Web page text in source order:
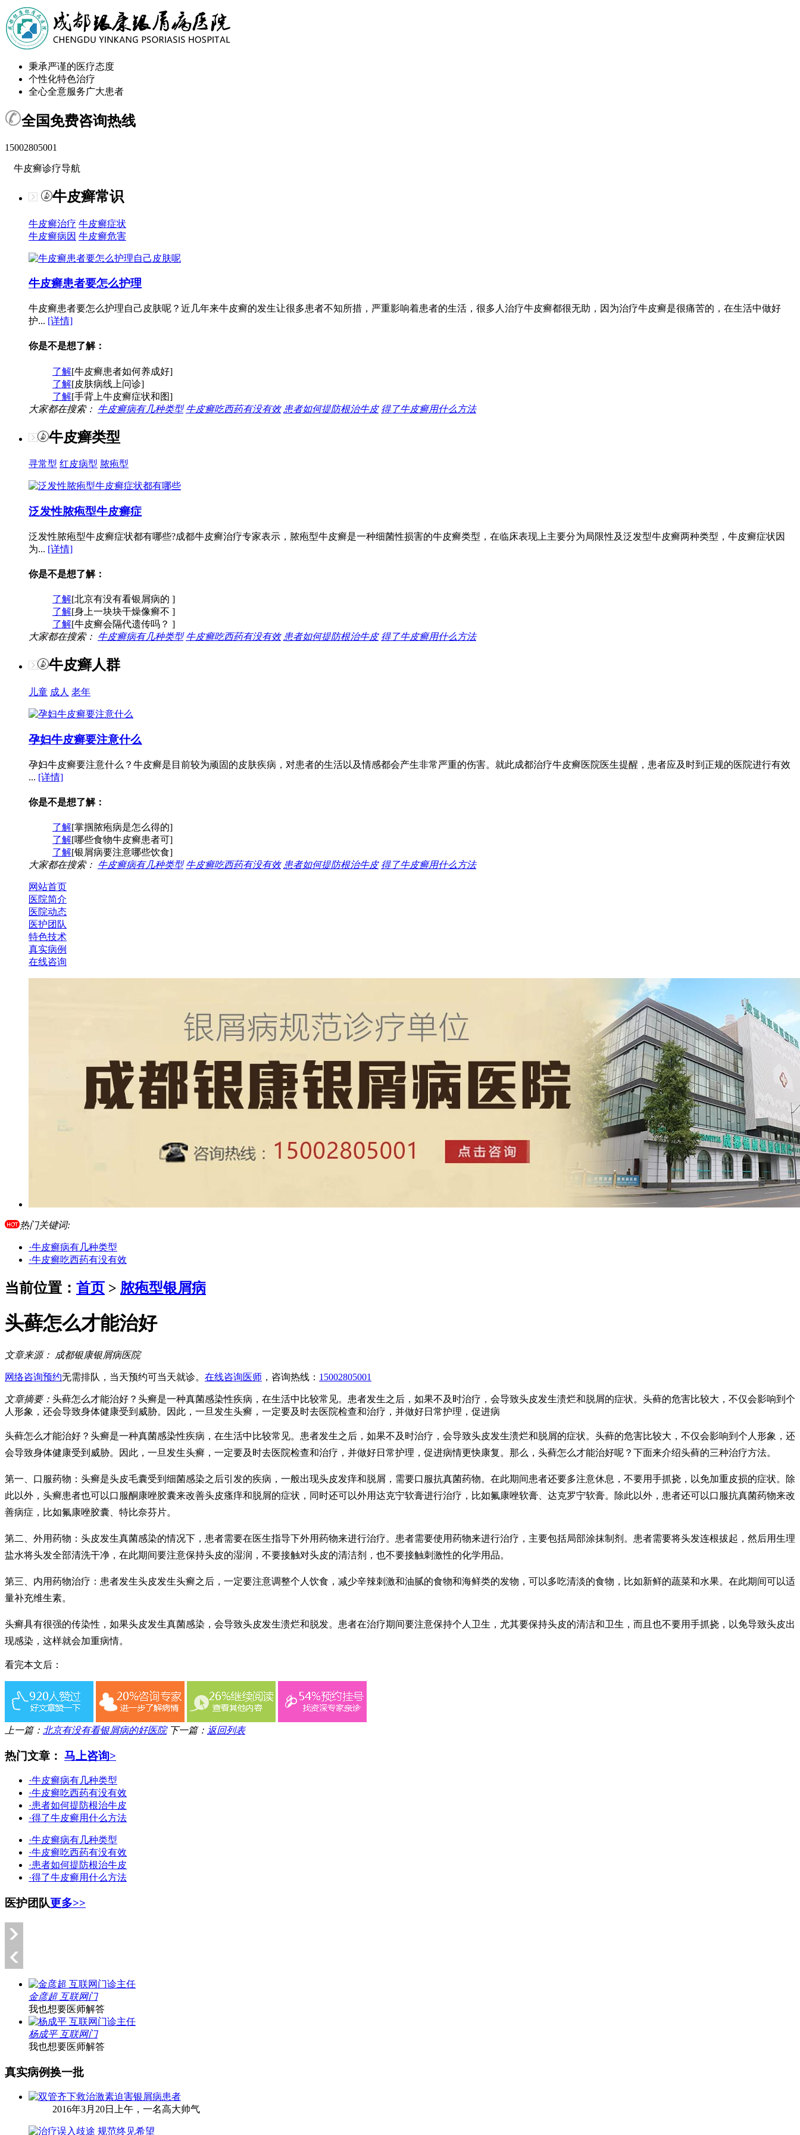
秉承严谨的医疗态度
个性化特色治疗
全心全意服务广大患者
全国免费咨询热线
15002805001
牛皮癣诊疗导航
牛皮癣常识
牛皮癣治疗 牛皮癣症状
牛皮癣病因 牛皮癣危害
牛皮癣患者要怎么护理
牛皮癣患者要怎么护理自己皮肤呢？近几年来牛皮癣的发生让很多患者不知所措，严重影响着患者的生活，很多人治疗牛皮癣都很无助，因为治疗牛皮癣是很痛苦的，在生活中做好
护... [详情]
你是不是想了解：
了解[牛皮癣患者如何养成好]
了解[皮肤病线上问诊]
了解[手背上牛皮癣症状和图]
大家都在搜索： 牛皮癣病有几种类型 牛皮癣吃西药有没有效 患者如何提防根治牛皮 得了牛皮癣用什么方法
牛皮癣类型
寻常型 红皮病型 脓疱型
泛发性脓疱型牛皮癣症
泛发性脓疱型牛皮癣症状都有哪些?成都牛皮癣治疗专家表示，脓疱型牛皮癣是一种细菌性损害的牛皮癣类型，在临床表现上主要分为局限性及泛发型牛皮癣两种类型，牛皮癣症状因
为... [详情]
你是不是想了解：
了解[北京有没有看银屑病的 ]
了解[身上一块块干燥像癣不 ]
了解[牛皮癣会隔代遗传吗？ ]
大家都在搜索： 牛皮癣病有几种类型 牛皮癣吃西药有没有效 患者如何提防根治牛皮 得了牛皮癣用什么方法
牛皮癣人群
儿童 成人 老年
孕妇牛皮癣要注意什么
孕妇牛皮癣要注意什么？牛皮癣是目前较为顽固的皮肤疾病，对患者的生活以及情感都会产生非常严重的伤害。就此成都治疗牛皮癣医院医生提醒，患者应及时到正规的医院进行有效
... [详情]
你是不是想了解：
了解[掌掴脓疱病是怎么得的]
了解[哪些食物牛皮癣患者可]
了解[银屑病要注意哪些饮食]
大家都在搜索： 牛皮癣病有几种类型 牛皮癣吃西药有没有效 患者如何提防根治牛皮 得了牛皮癣用什么方法
网站首页
医院简介
医院动态
医护团队
特色技术
真实病例
在线咨询
热门关键词:
·牛皮癣病有几种类型
·牛皮癣吃西药有没有效
当前位置： 首页 > 脓疱型银屑病
头藓怎么才能治好
文章来源： 成都银康银屑病医院
网络咨询预约无需排队，当天预约可当天就诊。 在线咨询医师 ，咨询热线： 15002805001
文章摘要： 头藓怎么才能治好？头癣是一种真菌感染性疾病，在生活中比较常见。患者发生之后，如果不及时治疗，会导致头皮发生溃烂和脱屑的症状。头藓的危害比较大，不仅会影响到个
人形象，还会导致身体健康受到威胁。因此，一旦发生头癣，一定要及时去医院检查和治疗，并做好日常护理，促进病
头藓怎么才能治好？头癣是一种真菌感染性疾病，在生活中比较常见。患者发生之后，如果不及时治疗，会导致头皮发生溃烂和脱屑的症状。头藓的危害比较大，不仅会影响到个人形象，还
会导致身体健康受到威胁。因此，一旦发生头癣，一定要及时去医院检查和治疗，并做好日常护理，促进病情更快康复。那么，头藓怎么才能治好呢？下面来介绍头藓的三种治疗方法。
第一、口服药物：头癣是头皮毛囊受到细菌感染之后引发的疾病，一般出现头皮发痒和脱屑，需要口服抗真菌药物。在此期间患者还要多注意休息，不要用手抓挠，以免加重皮损的症状。除
此以外，头癣患者也可以口服酮康唑胶囊来改善头皮瘙痒和脱屑的症状，同时还可以外用达克宁软膏进行治疗，比如氟康唑软膏、达克罗宁软膏。除此以外，患者还可以口服抗真菌药物来改
善病症，比如氟康唑胶囊、特比奈芬片。
第二、外用药物：头皮发生真菌感染的情况下，患者需要在医生指导下外用药物来进行治疗。患者需要使用药物来进行治疗，主要包括局部涂抹制剂。患者需要将头发连根拔起，然后用生理
盐水将头发全部清洗干净，在此期间要注意保持头皮的湿润，不要接触对头皮的清洁剂，也不要接触刺激性的化学用品。
第三、内用药物治疗：患者发生头皮发生头癣之后，一定要注意调整个人饮食，减少辛辣刺激和油腻的食物和海鲜类的发物，可以多吃清淡的食物，比如新鲜的蔬菜和水果。在此期间可以适
量补充维生素。
头癣具有很强的传染性，如果头皮发生真菌感染，会导致头皮发生溃烂和脱发。患者在治疗期间要注意保持个人卫生，尤其要保持头皮的清洁和卫生，而且也不要用手抓挠，以免导致头皮出
现感染，这样就会加重病情。
看完本文后：
上一篇： 北京有没有看银屑病的好医院 下一篇： 返回列表
热门文章： 马上咨询>
·牛皮癣病有几种类型
·牛皮癣吃西药有没有效
·患者如何提防根治牛皮
·得了牛皮癣用什么方法
·牛皮癣病有几种类型
·牛皮癣吃西药有没有效
·患者如何提防根治牛皮
·得了牛皮癣用什么方法
医护团队更多>>
金彦超 互联网门
我也想要医师解答
杨成平 互联网门
我也想要医师解答
真实病例换一批
2016年3月20日上午，一名高大帅气